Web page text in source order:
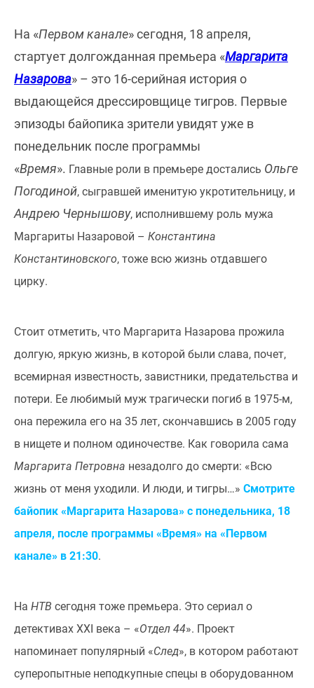
На «Первом канале» сегодня, 18 апреля,
стартует долгожданная премьера «Маргарита
Назарова» – это 16-серийная история о
выдающейся дрессировщице тигров. Первые
эпизоды байопика зрители увидят уже в
понедельник после программы
«Время». Главные роли в премьере достались Ольге
Погодиной, сыгравшей именитую укротительницу, и
Андрею Чернышову, исполнившему роль мужа
Маргариты Назаровой – Константина
Константиновского, тоже всю жизнь отдавшего
цирку.
Стоит отметить, что Маргарита Назарова прожила
долгую, яркую жизнь, в которой были слава, почет,
всемирная известность, завистники, предательства и
потери. Ее любимый муж трагически погиб в 1975-м,
она пережила его на 35 лет, скончавшись в 2005 году
в нищете и полном одиночестве. Как говорила сама
Маргарита Петровна незадолго до смерти: «Всю
жизнь от меня уходили. И люди, и тигры…» Смотрите
байопик «Маргарита Назарова» с понедельника, 18
апреля, после программы «Время» на «Первом
канале» в 21:30.
На НТВ сегодня тоже премьера. Это сериал о
детективах XXI века – «Отдел 44». Проект
напоминает популярный «След», в котором работают
суперопытные неподкупные спецы в оборудованном